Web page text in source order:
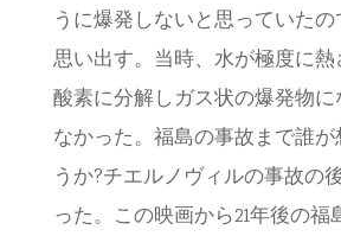
うに爆発しないと思っていた
思い出す。当時、水が極度に熱
酸素に分解しガス状の爆発物
なかった。福島の事故まで誰
うか?チエルノヴィルの事故の
った。この映画から21年後の福